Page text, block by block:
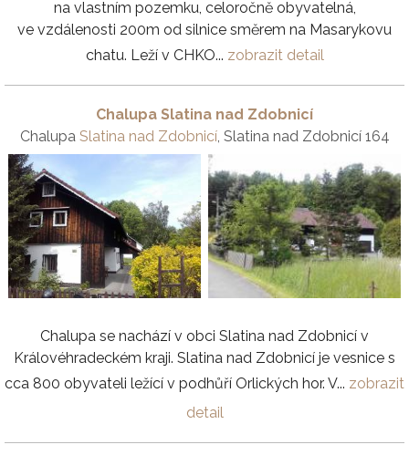
na vlastním pozemku, celoročně obyvatelná,
ve vzdálenosti 200m od silnice směrem na Masarykovu
chatu. Leží v CHKO... zobrazit detail
Chalupa Slatina nad Zdobnicí
Chalupa Slatina nad Zdobnicí, Slatina nad Zdobnicí 164
Chalupa se nachází v obci Slatina nad Zdobnicí v
Královéhradeckém kraji. Slatina nad Zdobnicí je vesnice s
cca 800 obyvateli ležící v podhůří Orlických hor. V... zobrazit
detail